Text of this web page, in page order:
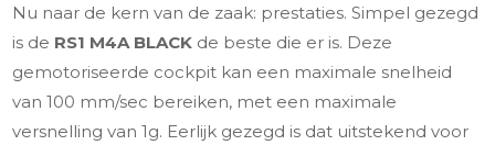
Nu naar de kern van de zaak: prestaties. Simpel gezegd
is de RS1 M4A BLACK de beste die er is. Deze
gemotoriseerde cockpit kan een maximale snelheid
van 100 mm/sec bereiken, met een maximale
versnelling van 1g. Eerlijk gezegd is dat uitstekend voor